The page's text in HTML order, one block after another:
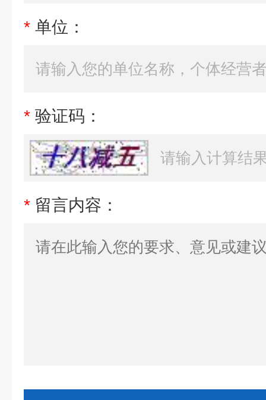
* 单位：
* 验证码：
* 留言内容：